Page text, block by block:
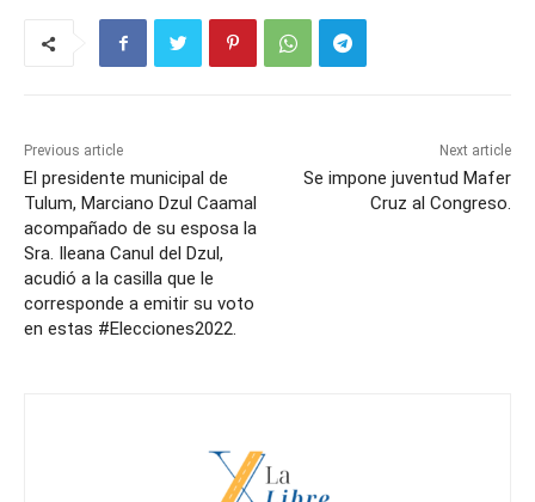
Previous article
El presidente municipal de
Tulum, Marciano Dzul Caamal
acompañado de su esposa la
Sra. Ileana Canul del Dzul,
acudió a la casilla que le
corresponde a emitir su voto
en estas #Elecciones2022.
Next article
Se impone juventud Mafer
Cruz al Congreso.